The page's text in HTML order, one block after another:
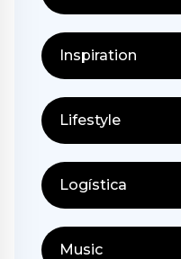
Inspiration
Lifestyle
Logística
Music